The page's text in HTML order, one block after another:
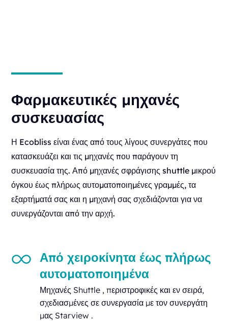
Φαρμακευτικές μηχανές
συσκευασίας
Η Ecobliss είναι ένας από τους λίγους συνεργάτες που
κατασκευάζει και τις μηχανές που παράγουν τη
συσκευασία της. Από μηχανές σφράγισης shuttle μικρού
όγκου έως πλήρως αυτοματοποιημένες γραμμές, τα
εξαρτήματά σας και η μηχανή σας σχεδιάζονται για να
συνεργάζονται από την αρχή.
Από χειροκίνητα έως πλήρως
αυτοματοποιημένα
Μηχανές Shuttle , περιστροφικές και εν σειρά,
σχεδιασμένες σε συνεργασία με τον συνεργάτη
μας Starview .